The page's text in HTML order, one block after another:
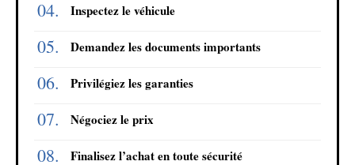
Inspectez le véhicule
Demandez les documents importants
Privilégiez les garanties
Négociez le prix
Finalisez l’achat en toute sécurité